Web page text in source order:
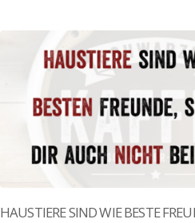
HAUSTIERE SIND WIE BESTE